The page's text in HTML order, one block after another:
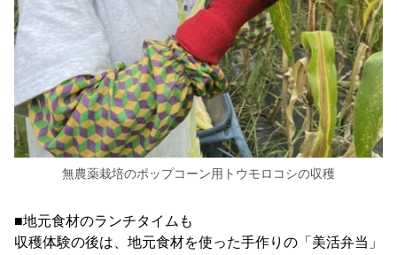
無農薬栽培のポップコーン用トウモロコシの収穫
■地元食材のランチタイムも
収穫体験の後は、地元食材を使った手作りの「美活弁当」